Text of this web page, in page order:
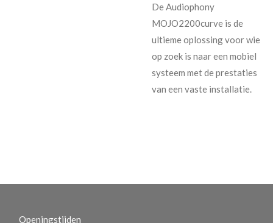
De Audiophony
MOJO2200curve is de
ultieme oplossing voor wie
op zoek is naar een mobiel
systeem met de prestaties
van een vaste installatie.
Openingstijden